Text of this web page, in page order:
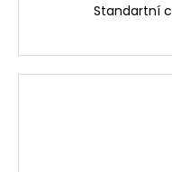
Standartní